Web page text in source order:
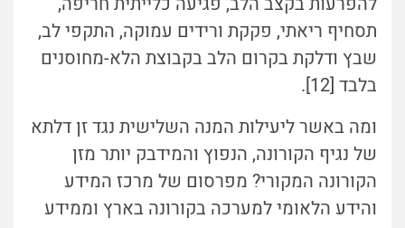
תסחיף ריאתי, פקקת ורידים עמוקה, התקפי לב,
שבץ ודלקת בקרום הלב בקבוצת הלא-מחוסנים
בלבד [12].
ומה באשר ליעילות המנה השלישית נגד זן דלתא
של נגיף הקורונה, הנפוץ והמידבק יותר מזן
הקורונה המקורי? מפרסום של מרכז המידע
והידע הלאומי למערכה בקורונה בארץ וממידע